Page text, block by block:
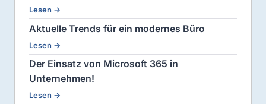
Lesen →
Aktuelle Trends für ein modernes Büro
Lesen →
Der Einsatz von Microsoft 365 in
Unternehmen!
Lesen →